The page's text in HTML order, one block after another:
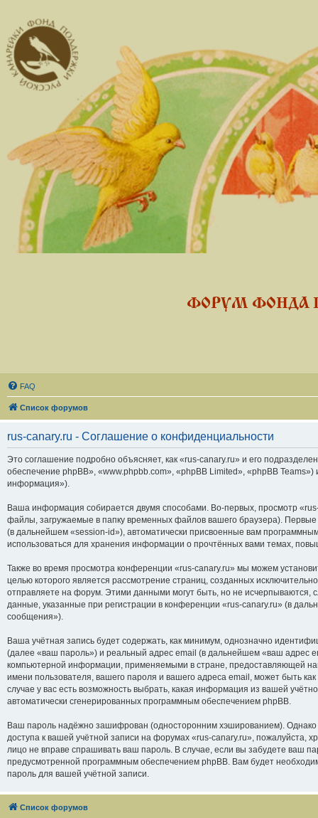
ФОРУМ ФОНДА
FAQ
Список форумов
rus-canary.ru - Соглашение о конфиденциальности
Это соглашение подробно объясняет, как «rus-canary.ru» и его
обеспечение phpBB», «www.phpbb.com», «phpBB Limited», «phpBB
информация»).
Ваша информация собирается двумя способами. Во-первых, просмотр
файлы, загружаемые в папку временных файлов вашего браузера).
(в дальнейшем «session-id»), автоматически присвоенные вам
использоваться для хранения информации о прочтённых вами темах,
Также во время просмотра конференции «rus-canary.ru» мы можем
целью которого является рассмотрение страниц, созданных
отправляете на форум. Этими данными могут быть, но не
данные, указанные при регистрации в конференции «rus-canary.ru» (в
сообщения»).
Ваша учётная запись будет содержать, как минимум, однозначно
(далее «ваш пароль») и реальный адрес email (в дальнейшем «ваш адрес
компьютерной информации, применяемыми в стране, предоставляющей
имени пользователя, вашего пароля и вашего адреса email, может быть
случае у вас есть возможность выбрать, какая информация из вашей
автоматически сгенерированных программным обеспечением phpBB.
Ваш пароль надёжно зашифрован (односторонним хэшированием). Однако
доступа к вашей учётной записи на форумах «rus-canary.ru», пожалуйста,
лицо не вправе спрашивать ваш пароль. В случае, если вы забудете ваш
предусмотренной программным обеспечением phpBB. Вам будет
пароль для вашей учётной записи.
Список форумов